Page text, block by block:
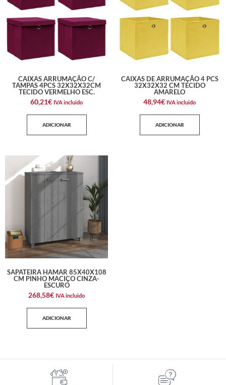
CAIXAS ARRUMAÇÃO C/
TAMPAS 4PCS 32X32X32CM
TECIDO VERMELHO ESC.
60,21€ IVA incluido
ADICIONAR
CAIXAS DE ARRUMAÇÃO 4 PCS
32X32X32 CM TECIDO
AMARELO
48,94€ IVA incluido
ADICIONAR
SAPATEIRA HAMAR 85X40X108
CM PINHO MACIÇO CINZA-
ESCURO
268,58€ IVA incluido
ADICIONAR